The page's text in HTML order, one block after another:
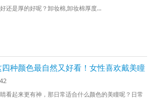
还是厚的好呢？卸妆棉,卸妆棉厚度...
种颜色最自然又好看！女性喜欢戴美瞳
看起来更有神，那日常适合什么颜色的美瞳呢？日常